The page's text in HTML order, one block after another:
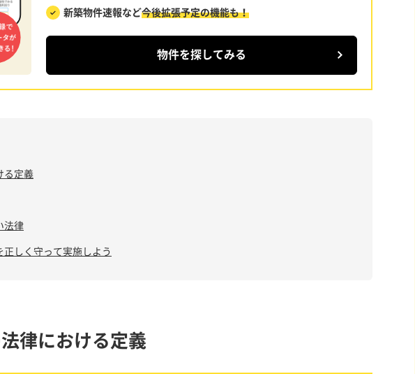
新築物件速報など今後拡張予定の機能も！
物件を探してみる
る定義
法律
しく守って実施しよう
律における定義